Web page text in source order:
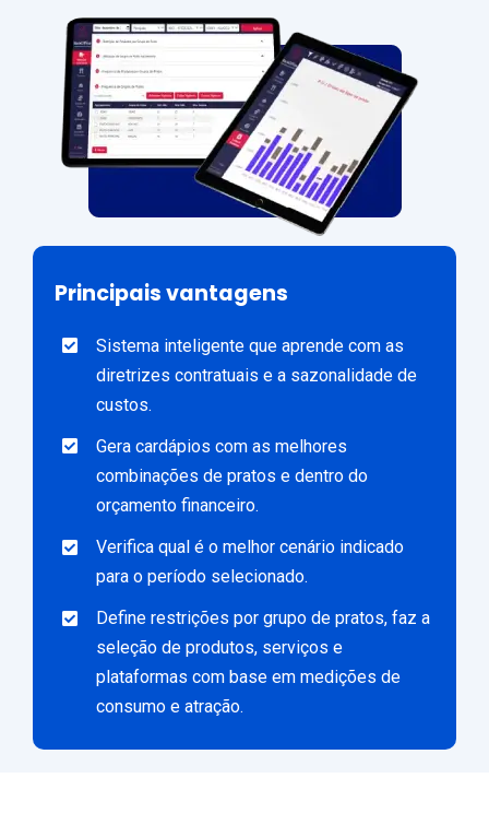
Principais vantagens
Sistema inteligente que aprende com as
diretrizes contratuais e a sazonalidade de
custos.
Gera cardápios com as melhores
combinações de pratos e dentro do
orçamento financeiro.
Verifica qual é o melhor cenário indicado
para o período selecionado.
Define restrições por grupo de pratos, faz a
seleção de produtos, serviços e
plataformas com base em medições de
consumo e atração.